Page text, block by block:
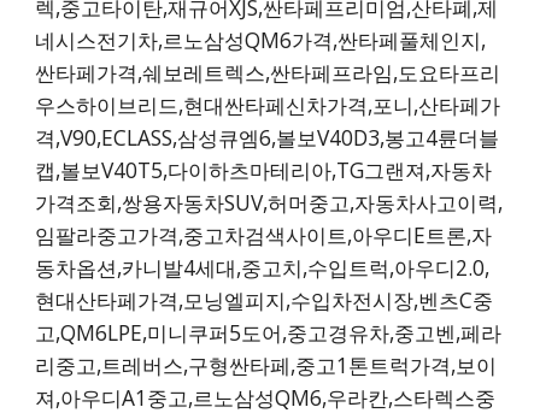
렉,중고타이탄,재규어XJS,싼타페프리미엄,산타폐,제
네시스전기차,르노삼성QM6가격,싼타페풀체인지,
싼타페가격,쉐보레트렉스,싼타페프라임,도요타프리
우스하이브리드,현대싼타페신차가격,포니,산타페가
격,V90,ECLASS,삼성큐엠6,볼보V40D3,봉고4륜더블
캡,볼보V40T5,다이하츠마테리아,TG그랜져,자동차
가격조회,쌍용자동차SUV,허머중고,자동차사고이력,
임팔라중고가격,중고차검색사이트,아우디E트론,자
동차옵션,카니발4세대,중고치,수입트럭,아우디2.0,
현대산타페가격,모닝엘피지,수입차전시장,벤츠C중
고,QM6LPE,미니쿠퍼5도어,중고경유차,중고벤,페라
리중고,트레버스,구형싼타페,중고1톤트럭가격,보이
져,아우디A1중고,르노삼성QM6,우라칸,스타렉스중